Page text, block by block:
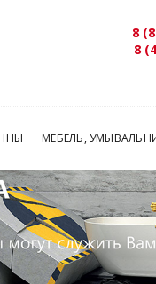
8
8
МЕБЕЛЬ,